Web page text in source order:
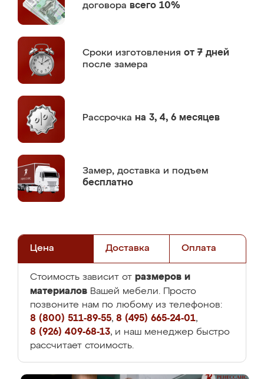
договора всего 10%
Сроки изготовления от 7 дней
после замера
Рассрочка на 3, 4, 6 месяцев
Замер, доставка и подъем
бесплатно
Цена Доставка Оплата
Стоимость зависит от размеров и
материалов Вашей мебели. Просто
позвоните нам по любому из телефонов:
8 (800) 511-89-55, 8 (495) 665-24-01,
8 (926) 409-68-13, и наш менеджер быстро
рассчитает стоимость.